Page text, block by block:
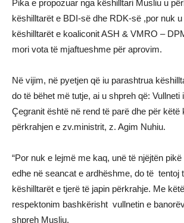
Pika e propozuar nga këshilltari Musliu u
këshilltarët e BDI-së dhe RDK-së ,por nuk
këshilltarët e koaliconit ASH & VMRO –
mori vota të mjaftueshme për aprovim.
Në vijim, në pyetjen që iu parashtrua
do të bëhet më tutje, ai u shpreh që: Vullneti
Çegranit është në rend të parë dhe për këtë
përkrahjen e zv.ministrit, z. Agim Nuhiu.
“Por nuk e lejmë me kaq, unë të njëjtën
edhe në seancat e ardhëshme, do të tentoj
këshilltarët e tjerë të japin përkrahje. Me
respektonim bashkërisht vullnetin e
shpreh Musliu.